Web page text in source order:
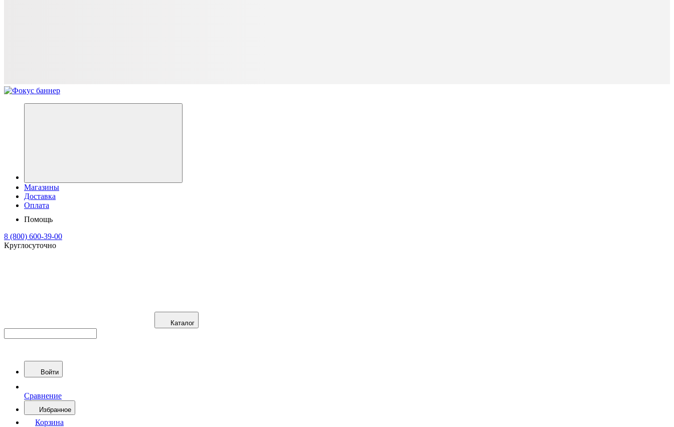
Магазины
Доставка
Оплата
Помощь
8 (800) 600-39-00
Круглосуточно
Каталог
Войти
Сравнение
Избранное
Корзина